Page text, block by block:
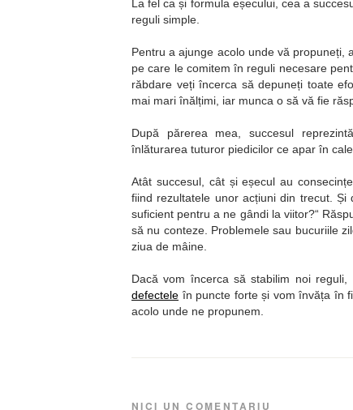
La fel ca și formula eșecului, cea a
reguli simple.
Pentru a ajunge acolo unde vă propuneți,
pe care le comitem în reguli necesare
răbdare veți încerca să depuneți toate
mai mari înălțimi, iar munca o să vă fie
După părerea mea, succesul
înlăturarea tuturor piedicilor ce apar în
Atât succesul, cât și eșecul au
fiind rezultatele unor acțiuni din trecut.
suficient pentru a ne gândi la viitor?
să nu conteze. Problemele sau bucuriile
ziua de mâine.
Dacă vom încerca să stabilim noi
defectele în puncte forte și vom învăța în
acolo unde ne propunem.
NICI UN COMENTARIU